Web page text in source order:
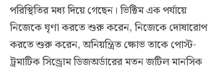
পরিস্থিতির মধ্য দিয়ে গেছেন। ভিক্টিম এক পর্যায়ে
নিজেকে ঘৃণা করতে শুরু করেন, নিজেকে দোষারোপ
করতে শুরু করেন, অনিয়ন্ত্রিত ক্ষোভ তাকে পোস্ট-
ট্রমাটিক সিন্ড্রোম ডিজঅর্ডারের মতন জটিল মানসিক